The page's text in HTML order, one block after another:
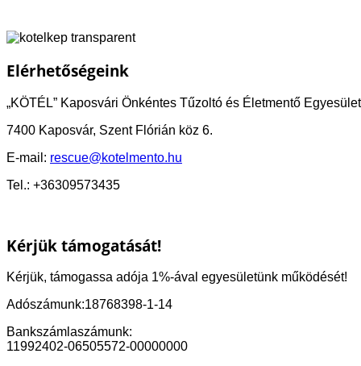
Elérhetőségeink
„KÖTÉL” Kaposvári Önkéntes Tűzoltó és Életmentő Egyesület
7400 Kaposvár, Szent Flórián köz 6.
E-mail: rescue@kotelmento.hu
Tel.: +36309573435
Kérjük támogatását!
Kérjük, támogassa adója 1%-ával egyesületünk működését!
Adószámunk:18768398-1-14
Bankszámlaszámunk:
11992402-06505572-00000000